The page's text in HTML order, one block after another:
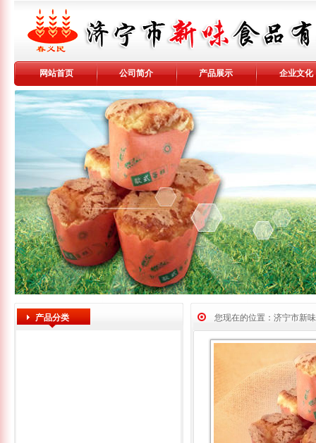
网站首页 公司简介 产品展示 企业文化
产品分类 您现在的位置：济宁市新